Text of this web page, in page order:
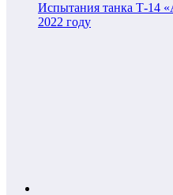
Испытания танка Т-14
2022 году